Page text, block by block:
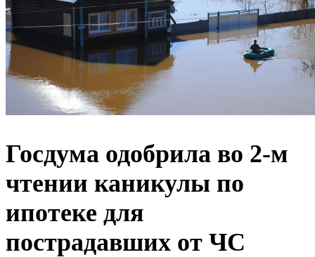
Госдума одобрила во 2-м
чтении каникулы по
ипотеке для
пострадавших от ЧС